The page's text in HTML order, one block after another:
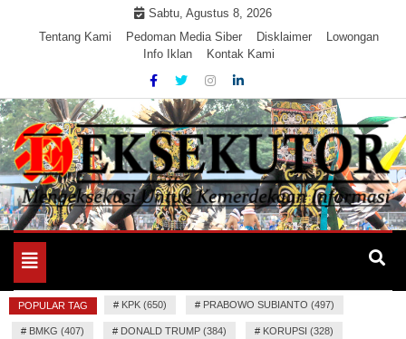
Sabtu, Agustus 8, 2026
Tentang Kami
Pedoman Media Siber Disklaimer
Lowongan
Info Iklan
Kontak Kami
EKSEKUTOR
Mengeksekusi Berita Untuk Kemerdekaan dan Keadilan
Toggle
navigation
POPULAR TAG # KPK (650) # PRABOWO SUBIANTO (497)
# BMKG (407) # DONALD TRUMP (384) # KORUPSI (328)